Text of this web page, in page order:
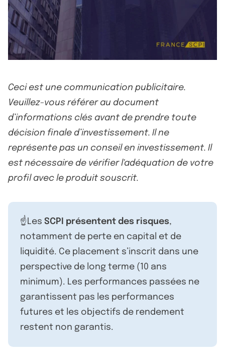
Ceci est une communication publicitaire.
Veuillez-vous référer au document
d’informations clés avant de prendre toute
décision finale d’investissement. Il ne
représente pas un conseil en investissement. Il
est nécessaire de vérifier l'adéquation de votre
profil avec le produit souscrit.
☝️Les SCPI présentent des risques,
notamment de perte en capital et de
liquidité. Ce placement s’inscrit dans une
perspective de long terme (10 ans
minimum). Les performances passées ne
garantissent pas les performances
futures et les objectifs de rendement
restent non garantis.